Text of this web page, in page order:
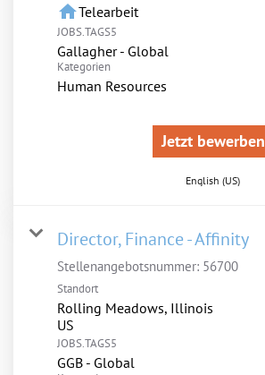
homeTelearbeit
JOBS.TAGS5
Gallagher - Global
Kategorien
Human Resources
Jetzt bewerben
English (US)
Director, Finance - Affinity
Stellenangebotsnummer: 56700
Standort
Rolling Meadows, Illinois
JOBS.TAGS5
GGB - Global